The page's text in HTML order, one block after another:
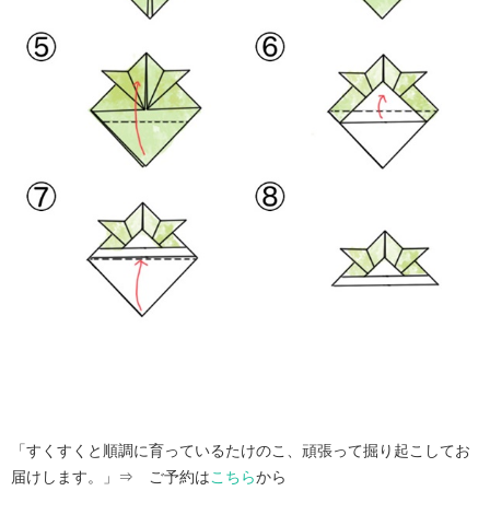
「すくすくと順調に育っているたけのこ、頑張って掘り起こしてお
届けします。」⇒ ご予約はこちらから